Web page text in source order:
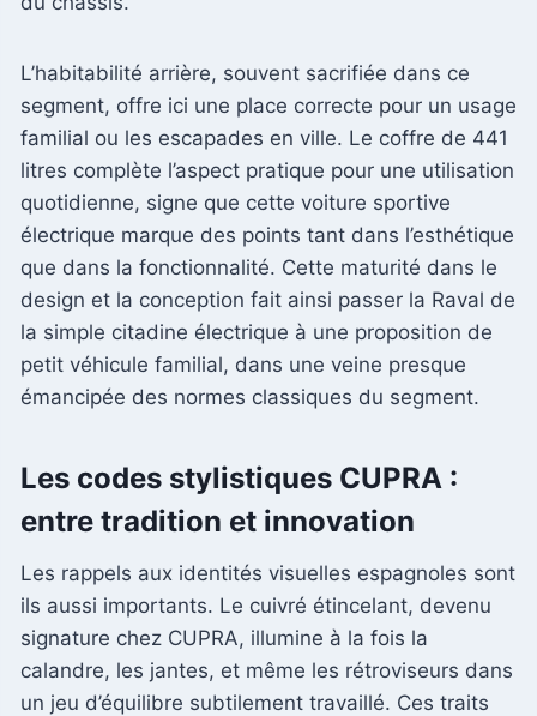
L’habitabilité arrière, souvent sacrifiée dans ce
segment, offre ici une place correcte pour un usage
familial ou les escapades en ville. Le coffre de 441
litres complète l’aspect pratique pour une utilisation
quotidienne, signe que cette voiture sportive
électrique marque des points tant dans l’esthétique
que dans la fonctionnalité. Cette maturité dans le
design et la conception fait ainsi passer la Raval de
la simple citadine électrique à une proposition de
petit véhicule familial, dans une veine presque
émancipée des normes classiques du segment.
Les codes stylistiques CUPRA :
entre tradition et innovation
Les rappels aux identités visuelles espagnoles sont
ils aussi importants. Le cuivré étincelant, devenu
signature chez CUPRA, illumine à la fois la
calandre, les jantes, et même les rétroviseurs dans
un jeu d’équilibre subtilement travaillé. Ces traits